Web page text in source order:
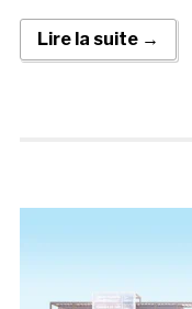
Lire la suite →